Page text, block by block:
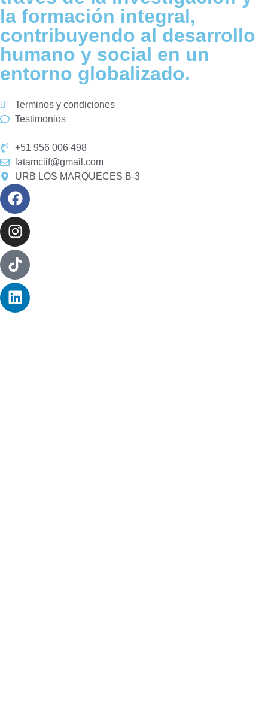
la formación integral,
contribuyendo al desarrollo
humano y social en un
entorno globalizado.
Terminos y condiciones
Testimonios
+51 956 006 498
latamciif@gmail.com
URB LOS MARQUECES B-3